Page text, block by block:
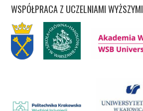
WSPÓŁPRACA Z UCZELNIAMI WYŻSZYMI